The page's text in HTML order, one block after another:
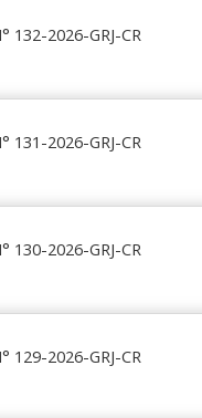
132-2026-GRJ-CR
131-2026-GRJ-CR
130-2026-GRJ-CR
129-2026-GRJ-CR